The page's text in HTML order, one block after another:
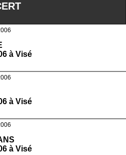
à Visé
à Visé
à Visé